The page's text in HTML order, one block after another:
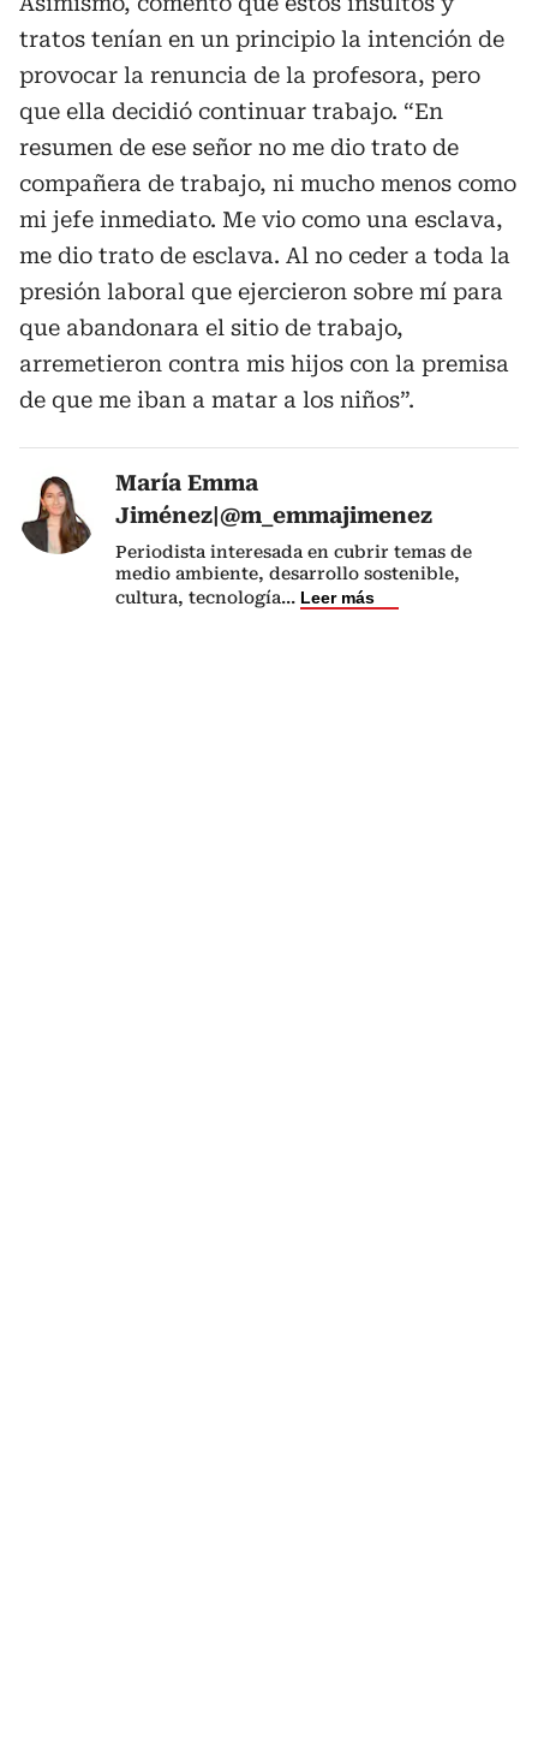
tratos tenían en un principio la intención de
provocar la renuncia de la profesora, pero
que ella decidió continuar trabajo. “En
resumen de ese señor no me dio trato de
compañera de trabajo, ni mucho menos como
mi jefe inmediato. Me vio como una esclava,
me dio trato de esclava. Al no ceder a toda la
presión laboral que ejercieron sobre mí para
que abandonara el sitio de trabajo,
arremetieron contra mis hijos con la premisa
de que me iban a matar a los niños”.
María Emma
Jiménez|@m_emmajimenez
Periodista interesada en cubrir temas de
medio ambiente, desarrollo sostenible,
cultura, tecnología... Leer más